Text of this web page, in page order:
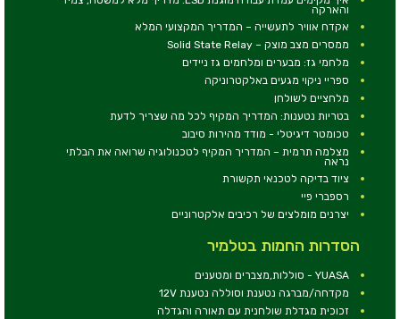
והארקה
אקדח אוויר לתעשייה – המדריך המקצועי המלא
ממסרים מצב מוצק – Solid State Relay
מלחמי גז: מבערים ומלחמים גז ניידים
ספריי ניקוי מגעים באלקטרוניקה
מלחציים לשולחן
בטריות נטענות: המדריך המקיף לכל מה שצריך לדעת
טכומטר דיגיטלי - מודד מהירות סיבוב
מצלמה תרמית – המדריך המקיף לטכנולוגיה שרואה את הבלתי
נראה
ציוד בדיקה לטכנאי תקשורת
רספברי פיי
יצרנים מומלצים של רכיבים אלקטרוניים
הסדרות החמות בטלמיר
YUASA - סוללות,מצברים ומטענים
מקדחה/מברגה נטענת וסוללה נטענת 12V
זכוכית מגדלת שולחנית עם תאורה והגדלה